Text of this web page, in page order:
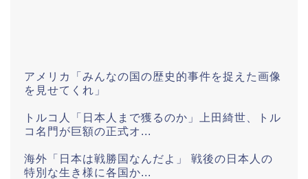
アメリカ「みんなの国の歴史的事件を捉えた画像
を見せてくれ」
トルコ人「日本人まで獲るのか」上田綺世、トル
コ名門が巨額の正式オ...
海外「日本は戦勝国なんだよ」 戦後の日本人の
特別な生き様に各国か...